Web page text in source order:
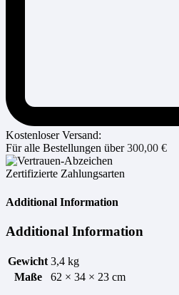
Kostenloser Versand:
Für alle Bestellungen über300,00 €
Zertifizierte Zahlungsarten
Additional Information
Additional Information
Gewicht 3,4 kg
Maße
62 × 34 × 23 cm